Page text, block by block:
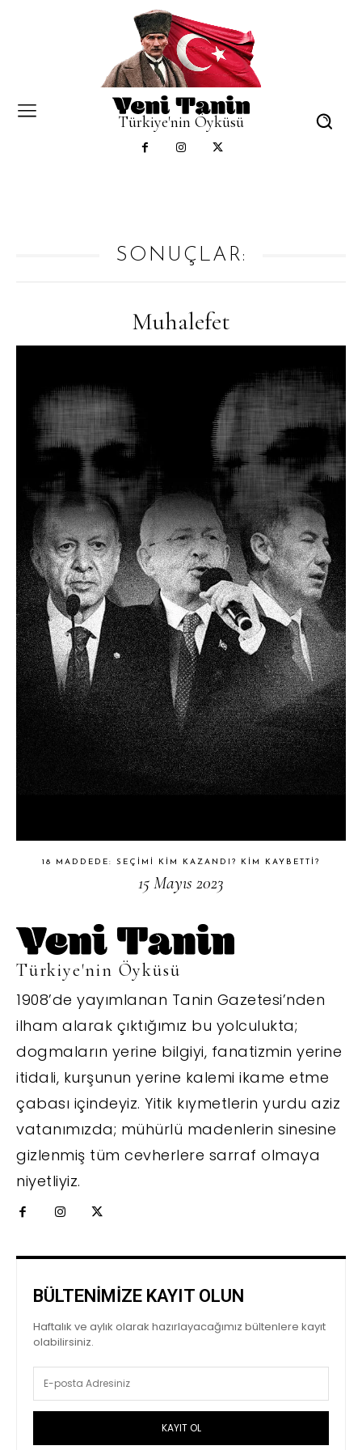
Türkiye'nin Öyküsü
SONUÇLAR:
Muhalefet
18 MADDEDE: SEÇIMI KIM KAZANDI? KIM KAYBETTI?
15 Mayıs 2023
Türkiye'nin Öyküsü
1908’de yayımlanan Tanin Gazetesi’nden
ilham alarak çıktığımız bu yolculukta;
dogmaların yerine bilgiyi, fanatizmin yerine
itidali, kurşunun yerine kalemi ikame etme
çabası içindeyiz. Yitik kıymetlerin yurdu aziz
vatanımızda; mühürlü madenlerin sinesine
gizlenmiş tüm cevherlere sarraf olmaya
niyetliyiz.
BÜLTENİMİZE KAYIT OLUN
Haftalık ve aylık olarak hazırlayacağımız bültenlere kayıt
olabilirsiniz.
KAYIT OL